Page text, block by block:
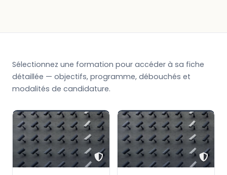
Sélectionnez une formation pour accéder à sa fiche
détaillée — objectifs, programme, débouchés et
modalités de candidature.